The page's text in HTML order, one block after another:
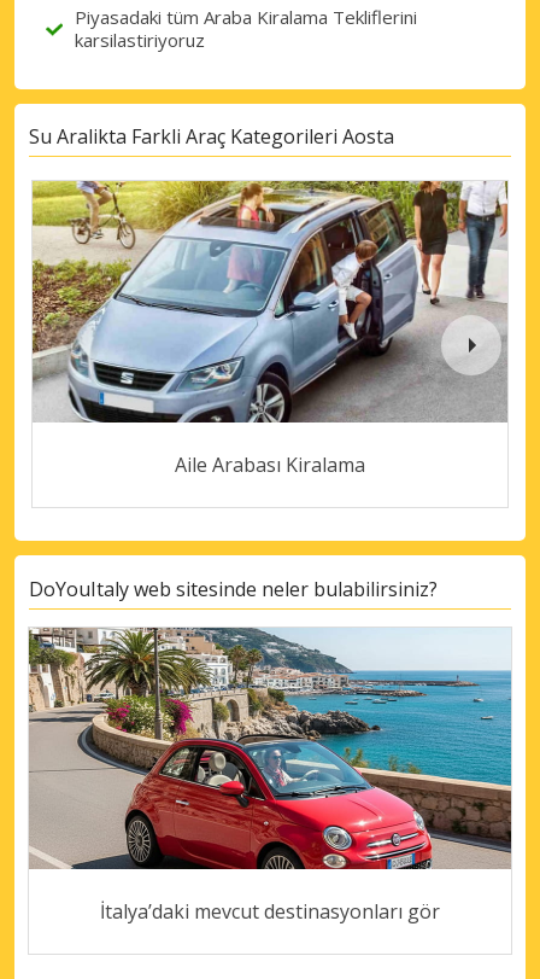
Piyasadaki tüm Araba Kiralama Tekliflerini
karsilastiriyoruz
Su Aralikta Farkli Araç Kategorileri Aosta
Aile Arabası Kiralama
DoYouItaly web sitesinde neler bulabilirsiniz?
İtalya’daki mevcut destinasyonları gör